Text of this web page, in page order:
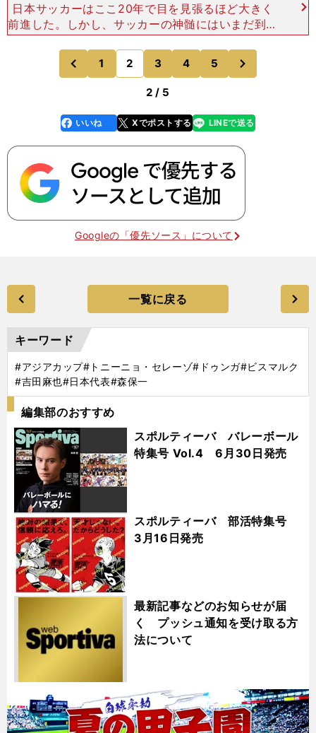
日本サッカーはここ20年で目を見張るほど大きく
前進した。しかし、サッカーの神髄にはいまだ到達
していないように思える。巧みなテクニック、組織
立った動き、戦術、こういったものは非常に大事だ
が、最後の最後に
前
のページへ
1 2 3 4 5
のページへ
2 / 5
faceboo
k
いいね Xでポストする
line LINEで送る
Googleの「優先ソース」について
一覧に戻る
キーワード
#アジアカップ#トニーニョ・セレーゾ#ドゥンガ#ビスマルク
#吉田麻也#日本代表#森保一
編集部のおすすめ
スポルティーバ バレーボール
特集号 Vol.4 6月30日発売
スポルティーバ 部活特集号
3月16日発売
最新記事などのお知らせが届
く プッシュ通知を受け取る方
法について